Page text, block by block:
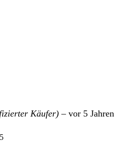
Käufer) – vor 5 Jahren